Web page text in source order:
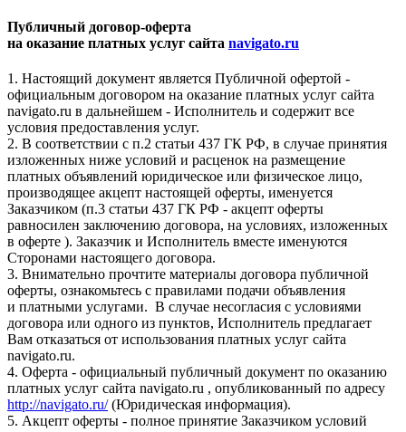
Публичный договор-оферта
на оказание платных услуг сайта navigato.ru
1. Настоящий документ является Публичной офертой -
официальным договором на оказание платных услуг сайта
navigato.ru в дальнейшем - Исполнитель и содержит все
условия предоставления услуг.
2. В соответствии с п.2 статьи 437 ГК РФ, в случае принятия
изложенных ниже условий и расценок на размещение
платных объявлений юридическое или физическое лицо,
производящее акцепт настоящей оферты, именуется
Заказчиком (п.3 статьи 437 ГК РФ - акцепт оферты
равносилен заключению договора, на условиях, изложенных
в оферте ). Заказчик и Исполнитель вместе именуются
Сторонами настоящего договора.
3. Внимательно прочтите материалы договора публичной
оферты, ознакомьтесь с правилами подачи объявления
и платными услугами. В случае несогласия с условиями
договора или одного из пунктов, Исполнитель предлагает
Вам отказаться от использования платных услуг сайта
navigato.ru.
4. Оферта - официальный публичный документ по оказанию
платных услуг сайта navigato.ru , опубликованный по адресу
http://navigato.ru/(Юридическая информация).
5. Акцепт оферты - полное принятие Заказчиком условий